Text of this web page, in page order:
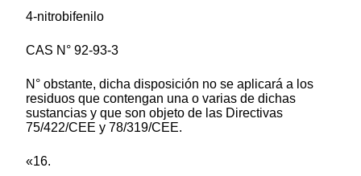
4-nitrobifenilo
CAS N° 92-93-3
N° obstante, dicha disposición no se aplicará a los
residuos que contengan una o varias de dichas
sustancias y que son objeto de las Directivas
75/422/CEE y 78/319/CEE.
«16.